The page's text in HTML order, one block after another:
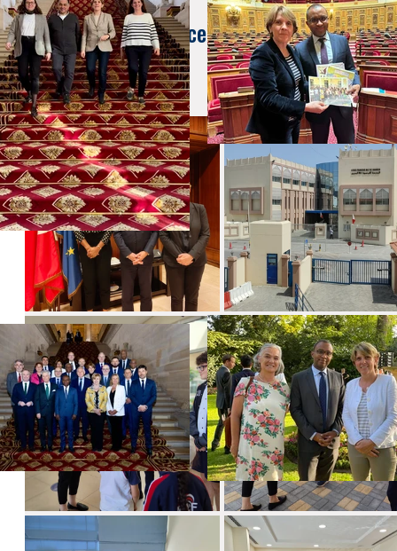
Retour sur le déplacement dans les pays
(mai 2024)
10 mai 2024